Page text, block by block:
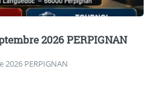
2026 PERPIGNAN
2026 PERPIGNAN